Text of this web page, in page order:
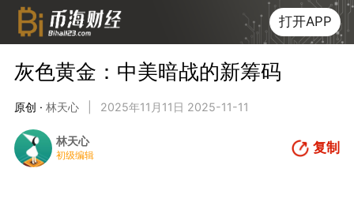
打开APP
灰色黄金：中美暗战的新筹码
原创 · 林天心 2025年11月11日 2025-11-11
林天心
初级编辑 复制